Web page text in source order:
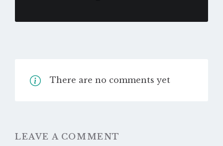
There are no comments yet
LEAVE A COMMENT